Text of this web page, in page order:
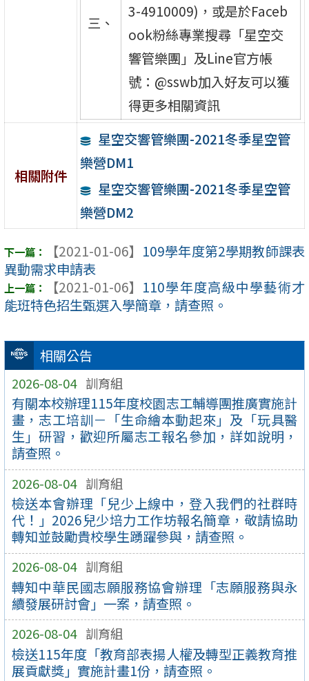
相關公告
2026-08-04 訓育組
有關本校辦理115年度校園志工輔導團推廣實施計
畫，志工培訓－「生命繪本動起來」及「玩具醫
生」研習，歡迎所屬志工報名參加，詳如說明，
請查照。
2026-08-04 訓育組
檢送本會辦理「兒少上線中，登入我們的社群時
代！」2026兒少培力工作坊報名簡章，敬請協助
轉知並鼓勵貴校學生踴躍參與，請查照。
2026-08-04 訓育組
轉知中華民國志願服務協會辦理「志願服務與永
續發展研討會」一案，請查照。
2026-08-04 訓育組
檢送115年度「教育部表揚人權及轉型正義教育推
展貢獻獎」實施計畫1份，請查照。
三、
3-4910009)，或是於Faceb
ook粉絲專業搜尋「星空交
響管樂團」及Line官方帳
號：@sswb加入好友可以獲
得更多相關資訊
相關附件
星空交響管樂團-2021冬季星空管
樂營DM1
星空交響管樂團-2021冬季星空管
樂營DM2
【2021-01-06】 109學年度第2學期教師課表
異動需求申請表
【2021-01-06】 110學年度高級中學藝術才
能班特色招生甄選入學簡章，請查照。